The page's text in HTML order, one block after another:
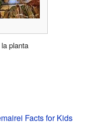
planta
Facts for Kids